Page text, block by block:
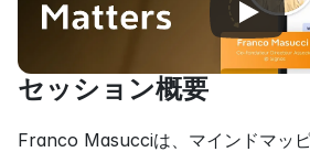
セッション概要
Franco Masucciは、マインドマッ